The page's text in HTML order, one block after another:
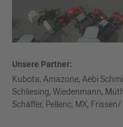
Unsere Partner:
Kubota, Amazone, Aebi
Schliesing, Wiedenmann,
Schäffer, Pellenc, MX,